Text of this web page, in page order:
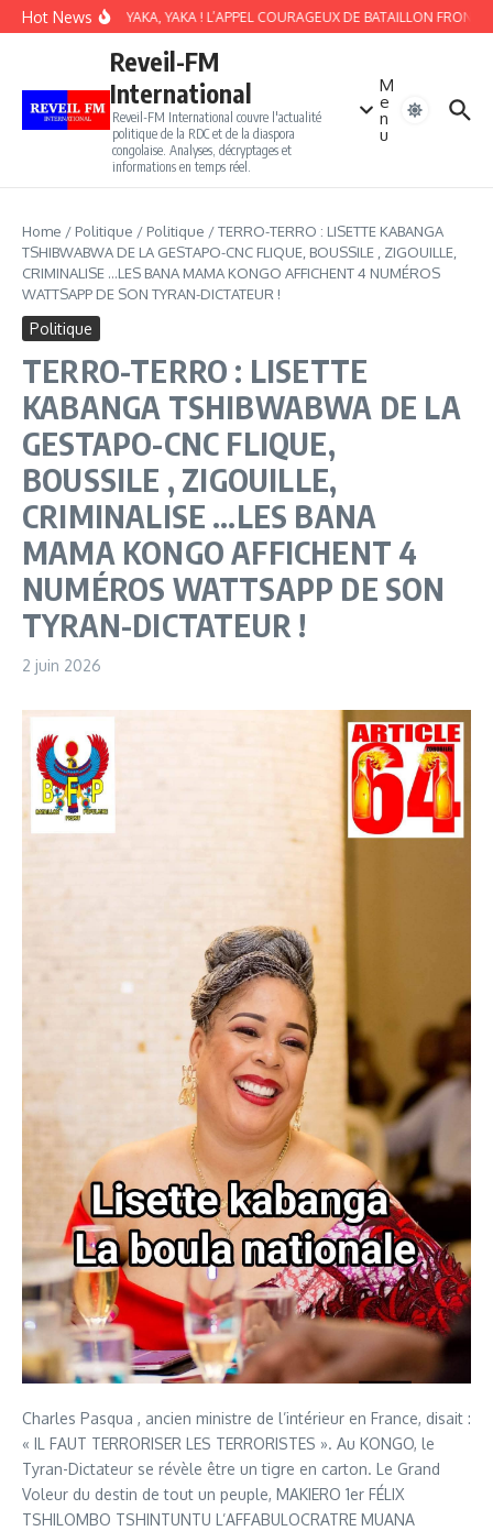
Aller au contenu
Hot News
SOKI BALOBI YAKA, YAKA ! L’APPEL COURAGEUX DE BATAILLON FRONT
Reveil-FM
International
Reveil-FM International couvre l'actualité
politique de la RDC et de la diaspora
congolaise. Analyses, décryptages et
informations en temps réel.
M
e
n
u
Home / Politique / Politique /TERRO-TERRO : LISETTE KABANGA
TSHIBWABWA DE LA GESTAPO-CNC FLIQUE, BOUSSILE , ZIGOUILLE,
CRIMINALISE …LES BANA MAMA KONGO AFFICHENT 4 NUMÉROS
WATTSAPP DE SON TYRAN-DICTATEUR !
Politique
TERRO-TERRO : LISETTE
KABANGA TSHIBWABWA DE LA
GESTAPO-CNC FLIQUE,
BOUSSILE , ZIGOUILLE,
CRIMINALISE …LES BANA
MAMA KONGO AFFICHENT 4
NUMÉROS WATTSAPP DE SON
TYRAN-DICTATEUR !
2 juin 2026
Charles Pasqua , ancien ministre de l’intérieur en France, disait :
« IL FAUT TERRORISER LES TERRORISTES ». Au KONGO, le
Tyran-Dictateur se révèle être un tigre en carton. Le Grand
Voleur du destin de tout un peuple, MAKIERO 1er FÉLIX
TSHILOMBO TSHINTUNTU L’AFFABULOCRATRE MUANA